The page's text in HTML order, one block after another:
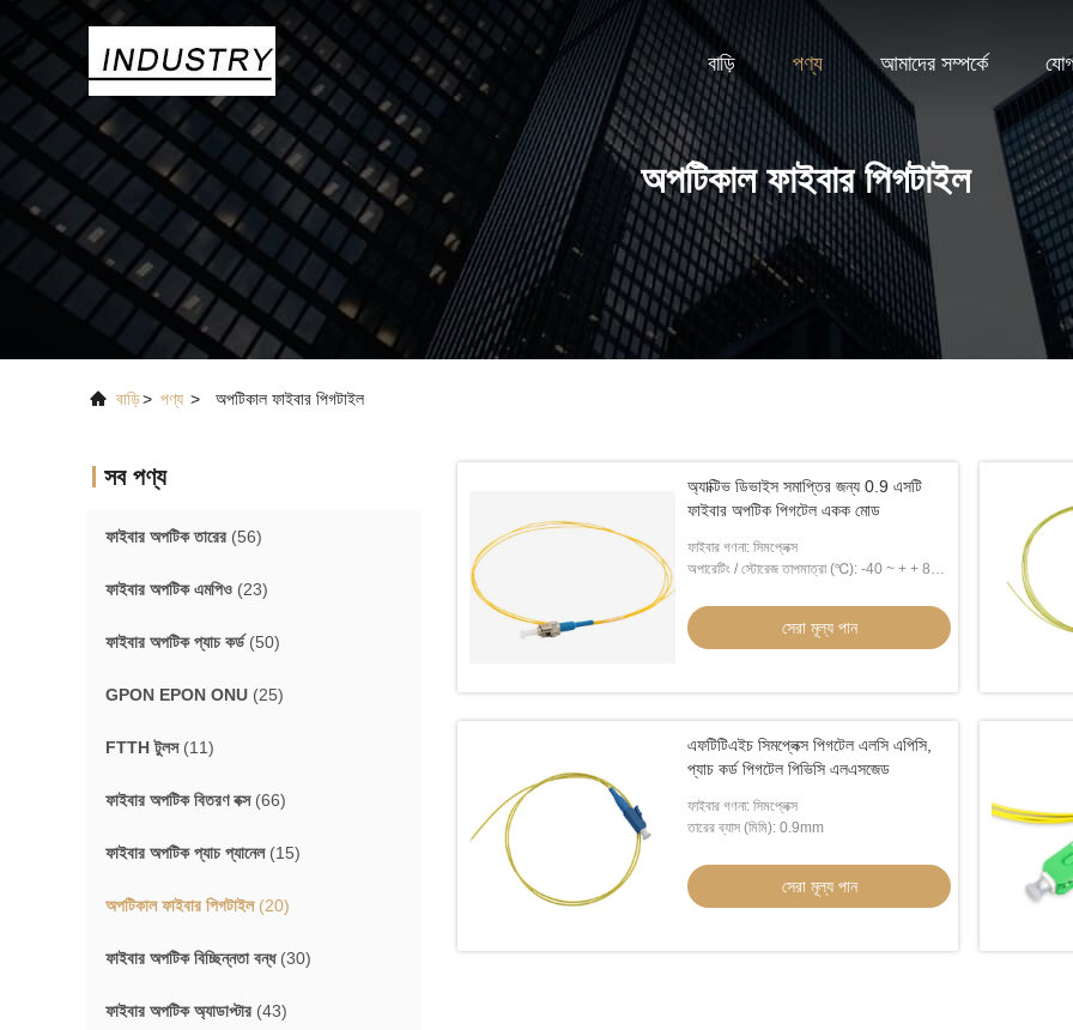
বাড়ি পণ্য আমাদের সম্পর্কে
অপটিকাল ফাইবার পিগটাইল
বাড়ি> পণ্য > অপটিকাল ফাইবার পিগটাইল
সব পণ্য
ফাইবার অপটিক তারের (56)
ফাইবার অপটিক এমপিও (23)
ফাইবার অপটিক প্যাচ কর্ড(50)
GPON EPON ONU (25)
FTTH টুলস(11)
ফাইবার অপটিক বিতরণ বক্স(66)
ফাইবার অপটিক প্যাচ প্যানেল(15)
অপটিকাল ফাইবার পিগটাইল(20)
ফাইবার অপটিক বিচ্ছিন্নতা বন্ধ(30)
ফাইবার অপটিক অ্যাডাপ্টার (43)
অ্যাক্টিভ ডিভাইস সমাপ্তির জন্য 0.9 এসটি
ফাইবার অপটিক পিগটেল একক মোড
ফাইবার গণনা: সিমপ্লেক্স
অপারেটিং / স্টোরেজ তাপমাত্রা (℃): -40 ~ + + 85
সেরা মূল্য পান
এফটিটিএইচ সিমপ্লেক্স পিগটেল এলসি এপিসি,
প্যাচ কর্ড পিগটেল পিভিসি এলএসজেড
ফাইবার গণনা: সিমপ্লেক্স
তারের ব্যাস (মিমি): 0.9mm
সেরা মূল্য পান